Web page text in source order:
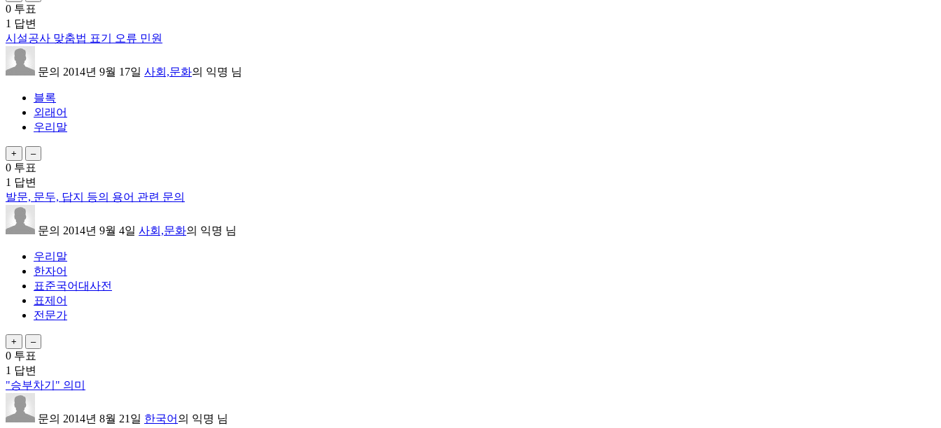
0 투표
1 답변
시설공사 맞춤법 표기 오류 민원
문의 2014년 9월 17일 사회,문화의 익명 님
블록
외래어
우리말
0 투표
1 답변
발문, 문두, 답지 등의 용어 관련 문의
문의 2014년 9월 4일 사회,문화의 익명 님
우리말
한자어
표준국어대사전
표제어
전문가
0 투표
1 답변
"승부차기" 의미
문의 2014년 8월 21일 한국어 의 익명 님